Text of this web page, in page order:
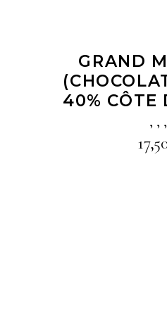
GRAND
40% CÔTE
, , ,